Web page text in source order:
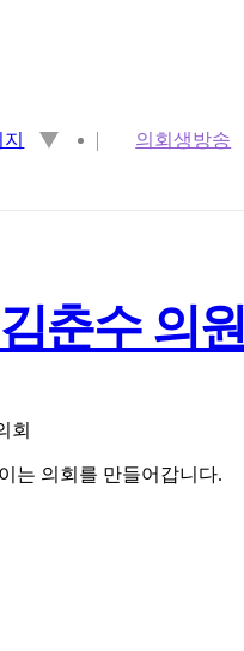
의회생방송
김춘수 의원
회
는 의회를 만들어갑니다.